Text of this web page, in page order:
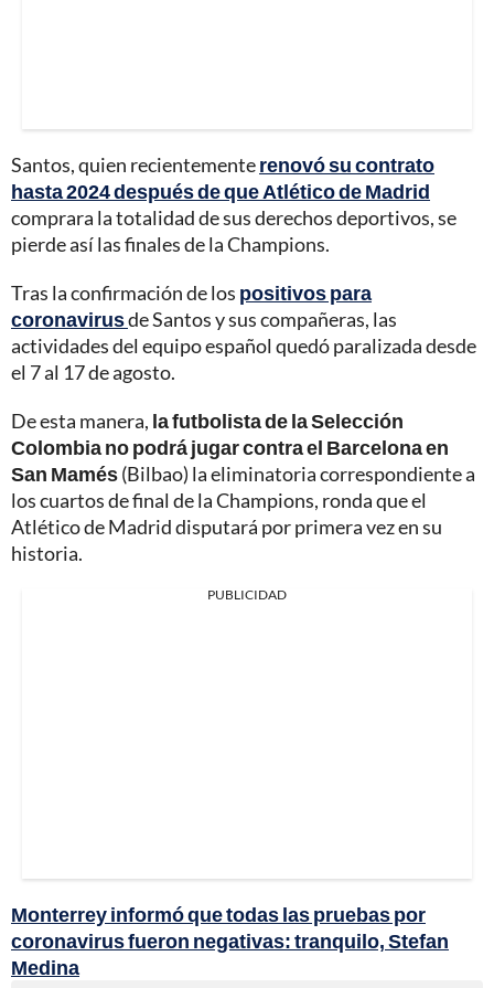
Santos, quien recientementerenovó su contrato
hasta 2024 después de que Atlético de Madrid
comprara la totalidad de sus derechos deportivos, se
pierde así las finales de la Champions.
Tras la confirmación de los positivos para
coronavirusde Santos y sus compañeras, las
actividades del equipo español quedó paralizada desde
el 7 al 17 de agosto.
De esta manera, la futbolista de la Selección
Colombia no podrá jugar contra el Barcelona en
San Mamés(Bilbao) la eliminatoria correspondiente a
los cuartos de final de la Champions, ronda que el
Atlético de Madrid disputará por primera vez en su
historia.
PUBLICIDAD
Monterrey informó que todas las pruebas por
coronavirus fueron negativas: tranquilo, Stefan
Medina